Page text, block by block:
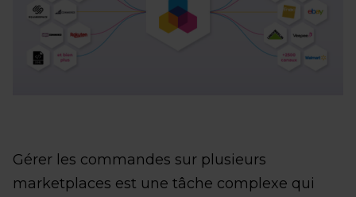
Gérer les commandes sur plusieurs
marketplaces est une tâche complexe qui